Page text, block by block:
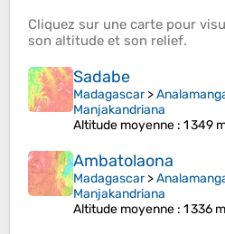
Cliquez sur une carte pour
son altitude et son relief.
Sadabe
Madagascar>
Manjakandriana
Altitude moyenne : 1 349
Ambatolaona
Madagascar>
Manjakandriana
Altitude moyenne : 1 336 m